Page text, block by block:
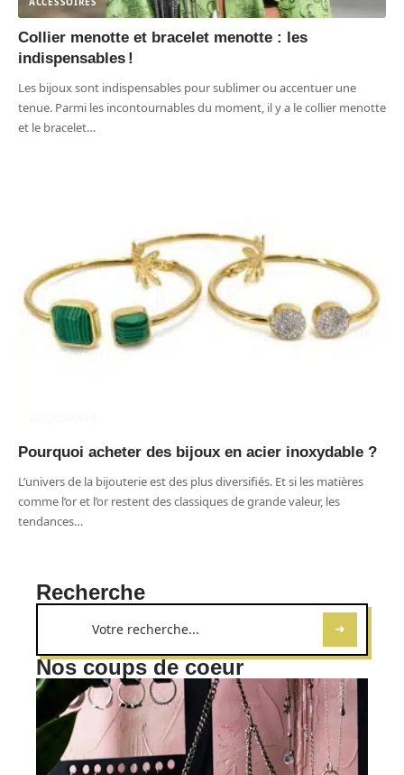
Collier menotte et bracelet menotte : les
indispensables !
Les bijoux sont indispensables pour sublimer ou accentuer une
tenue. Parmi les incontournables du moment, il y a le collier menotte
et le bracelet…
Pourquoi acheter des bijoux en acier inoxydable ?
L’univers de la bijouterie est des plus diversifiés. Et si les matières
comme l’or et l’or restent des classiques de grande valeur, les
tendances…
Recherche
Nos coups de coeur